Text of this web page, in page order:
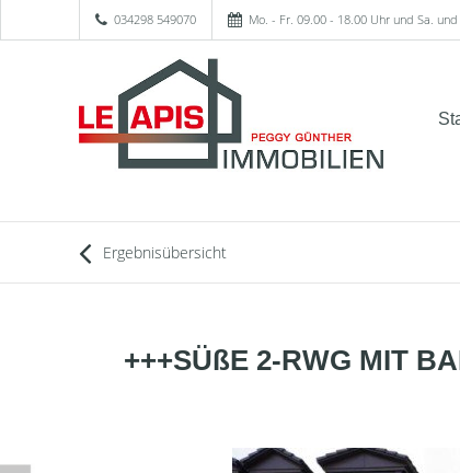
034298 549070 Mo. - Fr. 09.00 - 18.00 Uhr und Sa.
Ergebnisübersicht
+++SÜßE 2-RWG MIT